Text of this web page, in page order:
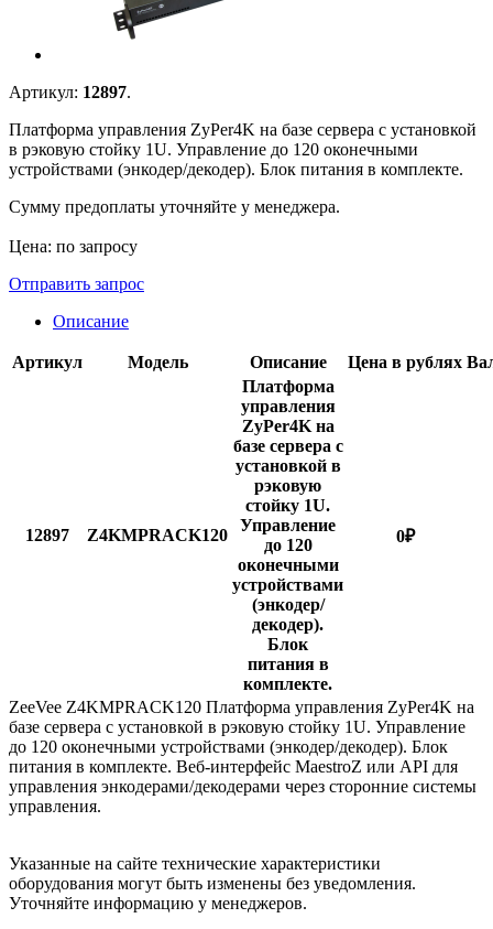
Артикул: 12897.
Платформа управления ZyPer4K на базе сервера с установкой
в рэковую стойку 1U. Управление до 120 оконечными
устройствами (энкодер/декодер). Блок питания в комплекте.
Сумму предоплаты уточняйте у менеджера.
Цена: по запросу
Отправить запрос
Описание
Артикул Модель Описание Цена в рублях
12897 Z4KMPRACK120
Платформа
управления
ZyPer4K на
базе сервера с
установкой в
рэковую
стойку 1U.
Управление
до 120
оконечными
устройствами
(энкодер/
декодер).
Блок
питания в
комплекте.
0₽
ZeeVee Z4KMPRACK120 Платформа управления ZyPer4K на
базе сервера с установкой в рэковую стойку 1U. Управление
до 120 оконечными устройствами (энкодер/декодер). Блок
питания в комплекте. Веб-интерфейс MaestroZ или API для
управления энкодерами/декодерами через сторонние системы
управления.
Указанные на сайте технические характеристики
оборудования могут быть изменены без уведомления.
Уточняйте информацию у менеджеров.